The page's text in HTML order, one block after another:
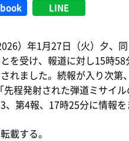
LINE
）年1月27日（火）夕、
を受け、報道に対し15時
れました。続報が入り次第
先程発射された弾道ミサイ
、第4報、17時25分に情報を
載する。